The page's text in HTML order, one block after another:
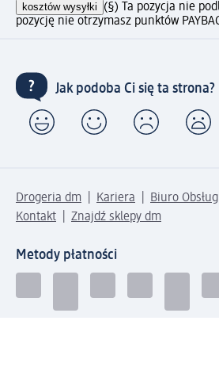
kosztów wysyłki (§) Ta pozycja nie
pozycję nie otrzymasz punktów
Jak podoba Ci się ta strona?
Drogeria dm Kariera
Biuro
Kontakt
Znajdź sklepy dm
Metody płatności